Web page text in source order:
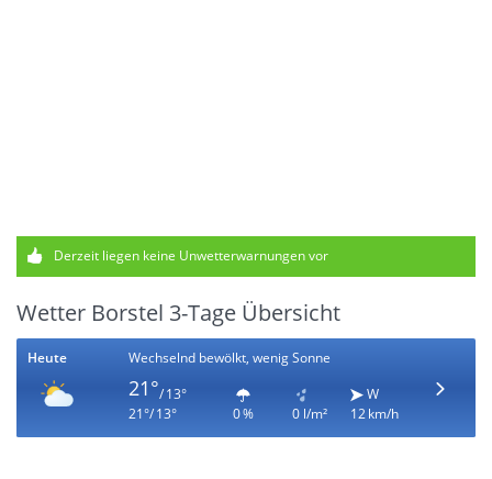
Derzeit liegen keine Unwetterwarnungen vor
Wetter Borstel 3-Tage Übersicht
Heute Wechselnd bewölkt, wenig Sonne
21°/ 13°
21°/ 13°
0 % 0 l/m²
W
12 km/h